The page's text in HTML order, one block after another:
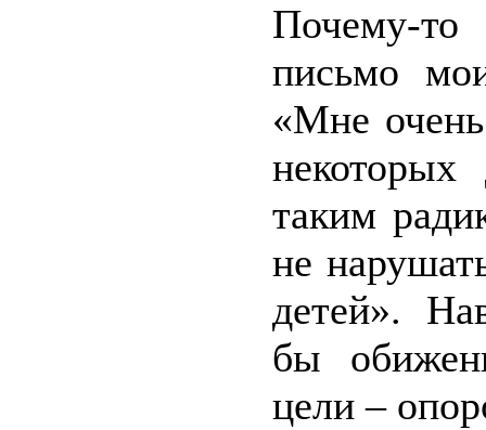
Почему-
письмо
«Мне
таким
не
детей».
бы
цели –